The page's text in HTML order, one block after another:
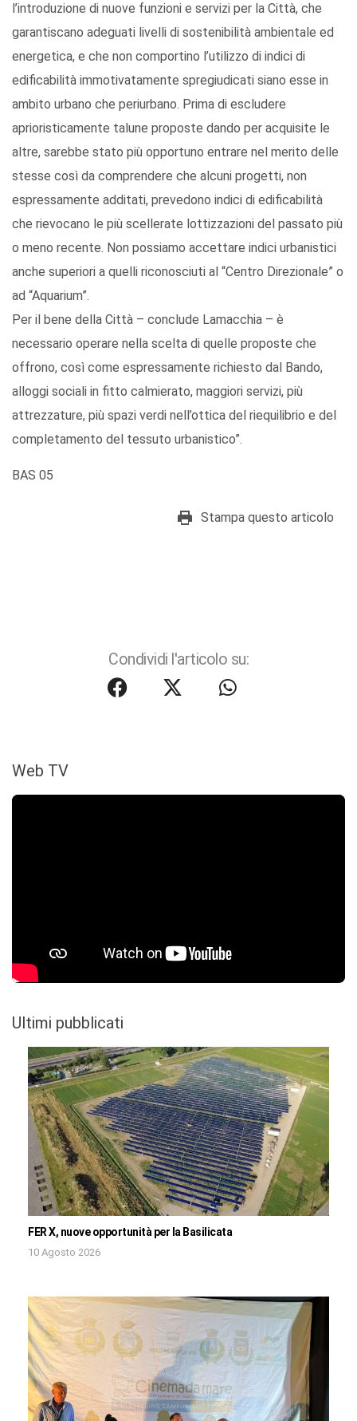
l’introduzione di nuove funzioni e servizi per la Città, che
garantiscano adeguati livelli di sostenibilità ambientale ed
energetica, e che non comportino l’utilizzo di indici di
edificabilità immotivatamente spregiudicati siano esse in
ambito urbano che periurbano. Prima di escludere
aprioristicamente talune proposte dando per acquisite le
altre, sarebbe stato più opportuno entrare nel merito delle
stesse così da comprendere che alcuni progetti, non
espressamente additati, prevedono indici di edificabilità
che rievocano le più scellerate lottizzazioni del passato più
o meno recente. Non possiamo accettare indici urbanistici
anche superiori a quelli riconosciuti al “Centro Direzionale” o
ad “Aquarium”.
Per il bene della Città – conclude Lamacchia – è
necessario operare nella scelta di quelle proposte che
offrono, così come espressamente richiesto dal Bando,
alloggi sociali in fitto calmierato, maggiori servizi, più
attrezzature, più spazi verdi nell’ottica del riequilibrio e del
completamento del tessuto urbanistico”.
BAS 05
Stampa questo articolo
Condividi l'articolo su:
Web TV
Ultimi pubblicati
FER X, nuove opportunità per la Basilicata
10 Agosto 2026